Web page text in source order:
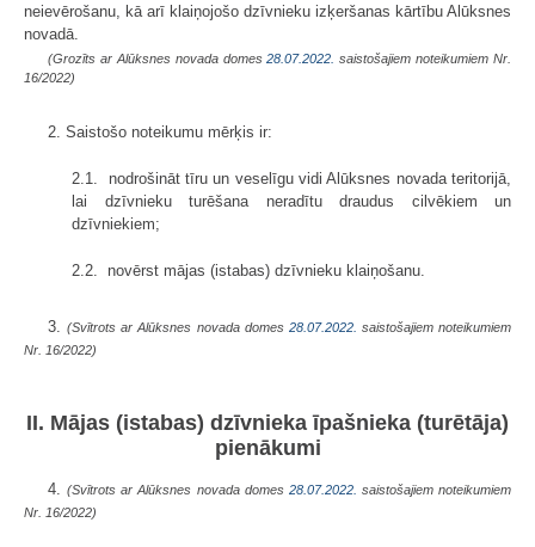
neievērošanu, kā arī klaiņojošo dzīvnieku izķeršanas kārtību Alūksnes
novadā.
(Grozīts ar Alūksnes novada domes28.07.2022. saistošajiem noteikumiem Nr.
16/2022)
2. Saistošo noteikumu mērķis ir:
2.1. nodrošināt tīru un veselīgu vidi Alūksnes novada teritorijā,
lai dzīvnieku turēšana neradītu draudus cilvēkiem un
dzīvniekiem;
2.2. novērst mājas (istabas) dzīvnieku klaiņošanu.
3.(Svītrots ar Alūksnes novada domes 28.07.2022. saistošajiem noteikumiem
Nr. 16/2022)
II. Mājas (istabas) dzīvnieka īpašnieka (turētāja)
pienākumi
4.(Svītrots ar Alūksnes novada domes 28.07.2022. saistošajiem noteikumiem
Nr. 16/2022)